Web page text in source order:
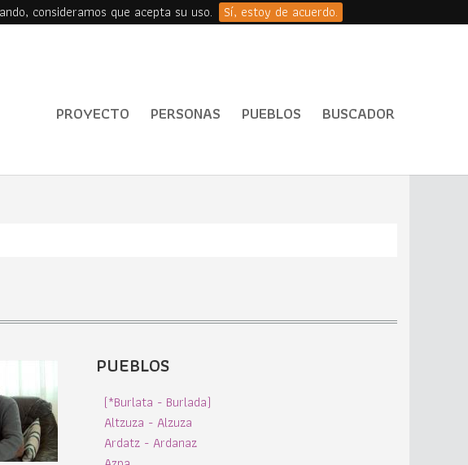
consideramos que acepta su uso.
Sí, estoy de acuerdo.
PROYECTO PERSONAS PUEBLOS BUSCADOR
PUEBLOS
(*Burlata - Burlada)
Altzuza - Alzuza
Ardatz - Ardanaz